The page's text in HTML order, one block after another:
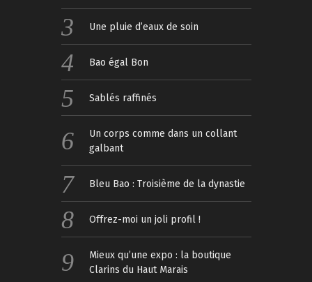
Une pluie d’eaux de soin
Bao égal Bon
Sablés raffinés
Un corps comme dans un collant
galbant
Bleu Bao : Troisième de la dynastie
Offrez-moi un joli profil !
Mieux qu’une expo : la boutique
Clarins du Haut Marais